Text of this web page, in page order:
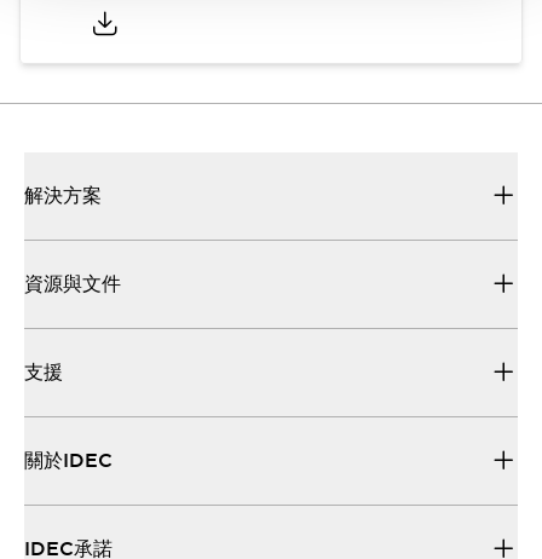
解決方案
資源與文件
支援
關於IDEC
IDEC承諾